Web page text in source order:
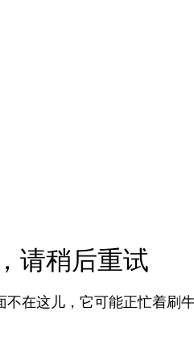
请稍后重试
不在这儿，它可能正忙着刷